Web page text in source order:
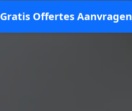
Gratis Offertes Aanvragen